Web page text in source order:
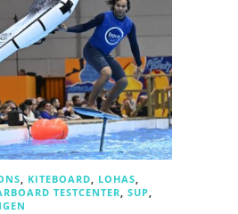
, KITEBOARD, LOHAS,
TESTCENTER, SUP,